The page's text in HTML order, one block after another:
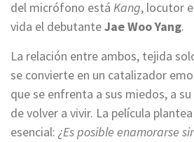
del micrófono está Kang, locutor
vida el debutanteJae Woo Yang.
La relación entre ambos, tejida
se convierte en un catalizador
que se enfrenta a sus miedos, a
de volver a vivir. La película
esencial: ¿Es posible enamorarse